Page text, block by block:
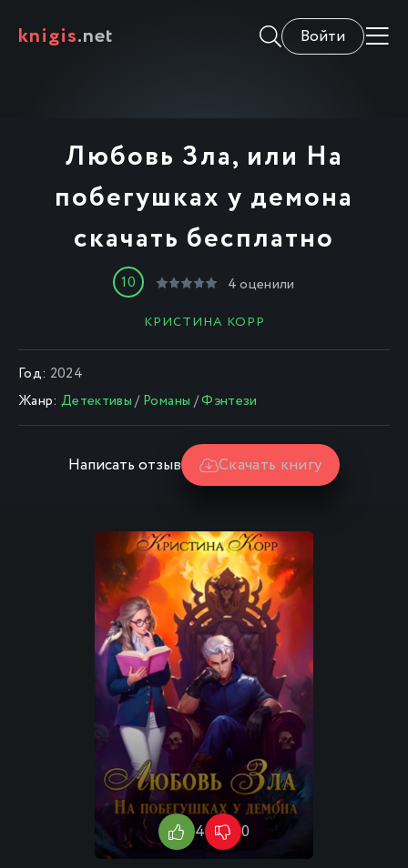
knigis.net Войти
Любовь Зла, или На
побегушках у демона
скачать бесплатно
10 4оценили
КРИСТИНА КОРР
Год: 2024
Жанр: Детективы/Романы /Фэнтези
Написать отзыв Скачать книгу
4 0